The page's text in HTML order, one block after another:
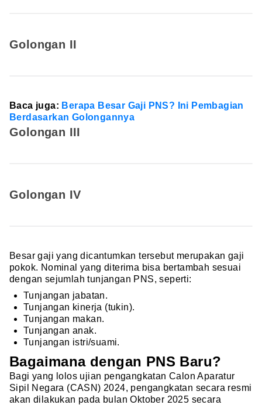
Golongan II
Baca juga: Berapa Besar Gaji PNS? Ini Pembagian
Berdasarkan Golongannya
Golongan III
Golongan IV
Besar gaji yang dicantumkan tersebut merupakan gaji
pokok. Nominal yang diterima bisa bertambah sesuai
dengan sejumlah tunjangan PNS, seperti:
Tunjangan jabatan.
Tunjangan kinerja (tukin).
Tunjangan makan.
Tunjangan anak.
Tunjangan istri/suami.
Bagaimana dengan PNS Baru?
Bagi yang lolos ujian pengangkatan Calon Aparatur
Sipil Negara (CASN) 2024, pengangkatan secara resmi
akan dilakukan pada bulan Oktober 2025 secara